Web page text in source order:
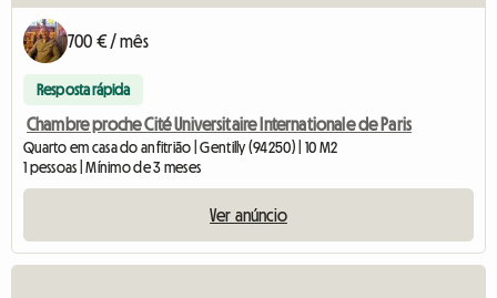
700 € / mês
Resposta rápida
Chambre proche Cité Universitaire Internationale de Paris
Quarto em casa do anfitrião | Gentilly (94250) | 10 M2
1 pessoas | Mínimo de 3 meses
Ver anúncio